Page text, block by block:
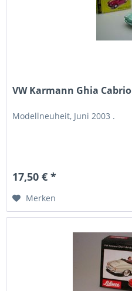
VW Karmann Ghia Cabrio
Modellneuheit, Juni 2003 .
17,50 € *
Merken